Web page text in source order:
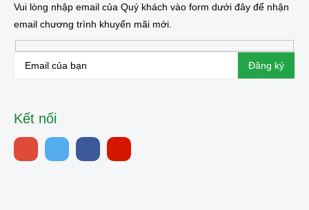
Vui lòng nhập email của Quý khách vào form dưới đây để nhận
email chương trình khuyến mãi mới.
Kết nối